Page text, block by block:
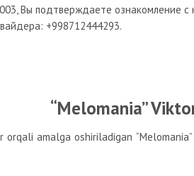
Вы подтверждаете ознакомление
+998712444293.
“Melomania”
orqali amalga oshiriladigan